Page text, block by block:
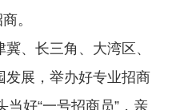
。
、长三角、大湾区、
发展，举办好专业招商
好“一号招商员”，亲